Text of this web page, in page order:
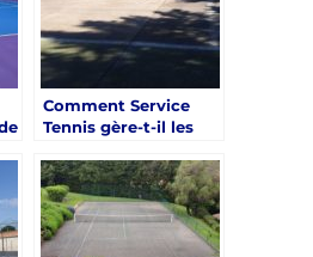
Comment Service
Tennis gère-t-il les
budgétaires sans
compromettre la
qualité des courts de
tennis à Mougins ?